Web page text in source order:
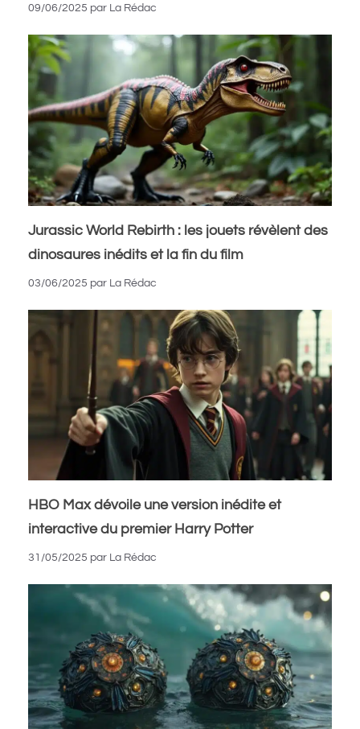
09/06/2025 par La Rédac
Jurassic World Rebirth : les jouets révèlent des
dinosaures inédits et la fin du film
03/06/2025 par La Rédac
HBO Max dévoile une version inédite et
interactive du premier Harry Potter
31/05/2025 par La Rédac